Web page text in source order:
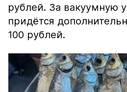
рублей. За вакуумную
придётся
100 рублей.